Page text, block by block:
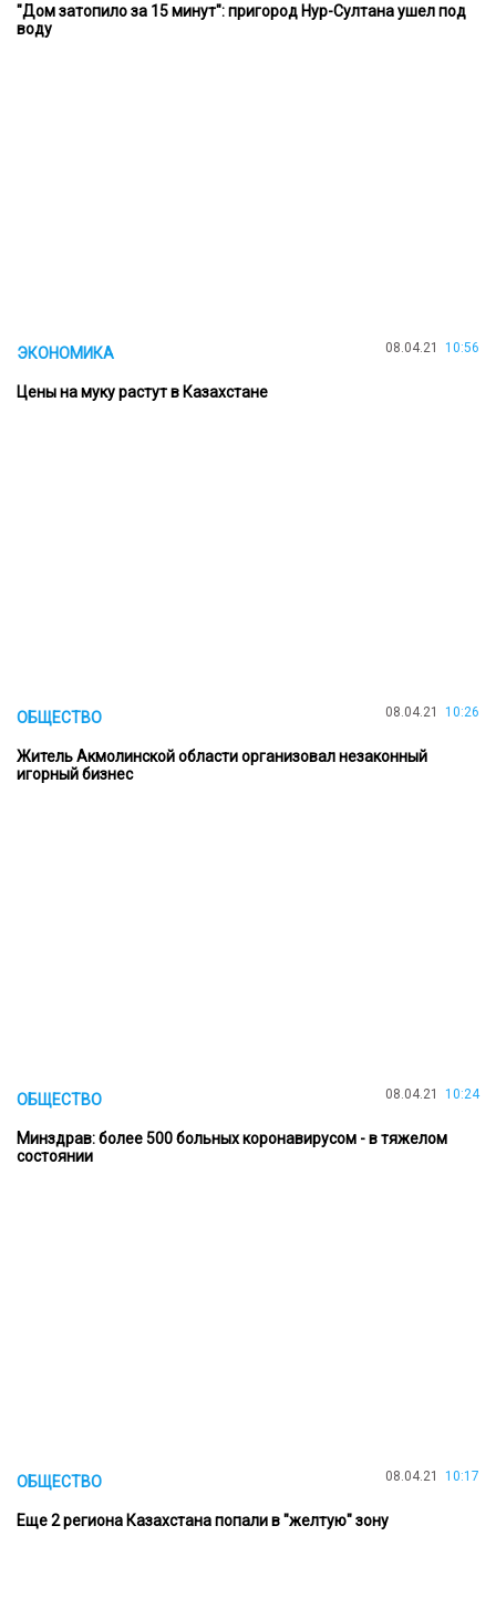
"Дом затопило за 15 минут": пригород Нур-Султана ушел под
воду
ЭКОНОМИКА 08.04.21 10:56
Цены на муку растут в Казахстане
ОБЩЕСТВО 08.04.21 10:26
Житель Акмолинской области организовал незаконный
игорный бизнес
ОБЩЕСТВО 08.04.21 10:24
Минздрав: более 500 больных коронавирусом - в тяжелом
состоянии
ОБЩЕСТВО 08.04.21 10:17
Еще 2 региона Казахстана попали в "желтую" зону